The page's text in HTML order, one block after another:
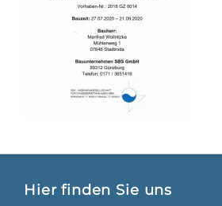
Hier finden Sie uns